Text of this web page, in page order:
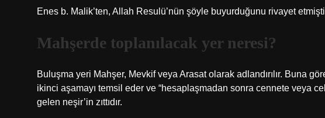
Enes b. Malik’ten, Allah Resulü’nün şöyle buyurduğunu rivayet
Mahşerde toplanılacak yer neresi?
Buluşma yeri Mahşer, Mevkif veya Arasat olarak adlandırılır. Buna
ikinci aşamayı temsil eder ve “hesaplaşmadan sonra cennete veya
gelen neşir’in zıttıdır.